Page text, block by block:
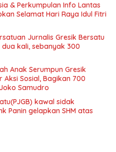
& Perkumpulan Info Lantas
Selamat Hari Raya Idul Fitri
Jurnalis Gresik Bersatu
dua kali, sebanyak 300
Anak Serumpun Gresik
Aksi Sosial, Bagikan 700
Samudro
kawal sidak
Panin gelapkan SHM atas